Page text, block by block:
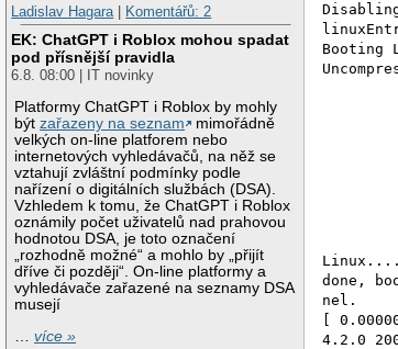
Ladislav Hagara
Komentářů: 2
EK: ChatGPT i Roblox mohou spadat
pod přísnější pravidla
6.8. 08:00 | IT novinky
Platformy ChatGPT i Roblox by mohly
býtzařazeny na seznam
mimořádně
velkých on-line platforem nebo
internetových vyhledávačů, na něž se
vztahují zvláštní podmínky podle
nařízení o digitálních službách (DSA).
Vzhledem k tomu, že ChatGPT i Roblox
oznámily počet uživatelů nad prahovou
hodnotou DSA, je toto označení
„rozhodně možné“ a mohlo by „přijít
dříve či později“. On-line platformy a
vyhledávače zařazené na seznamy DSA
musejí
…více »
Booting
done,
nel.
[
4.2.0